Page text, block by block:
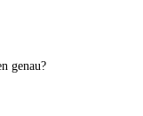
genau?